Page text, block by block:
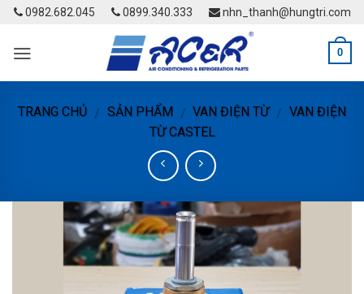
Skip
content
0982.682.045 0899.340.333 nhn_thanh@hungtri.com
0
TRANG CHỦ / SẢN PHẨM / VAN ĐIỆN TỪ / VAN ĐIỆN
TỪ CASTEL